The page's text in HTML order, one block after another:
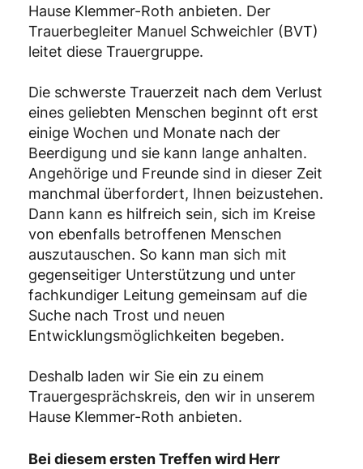
Hause Klemmer-Roth anbieten. Der
Trauerbegleiter Manuel Schweichler (BVT)
leitet diese Trauergruppe.
Die schwerste Trauerzeit nach dem Verlust
eines geliebten Menschen beginnt oft erst
einige Wochen und Monate nach der
Beerdigung und sie kann lange anhalten.
Angehörige und Freunde sind in dieser Zeit
manchmal überfordert, Ihnen beizustehen.
Dann kann es hilfreich sein, sich im Kreise
von ebenfalls betroffenen Menschen
auszutauschen. So kann man sich mit
gegenseitiger Unterstützung und unter
fachkundiger Leitung gemeinsam auf die
Suche nach Trost und neuen
Entwicklungsmöglichkeiten begeben.
Deshalb laden wir Sie ein zu einem
Trauergesprächskreis, den wir in unserem
Hause Klemmer-Roth anbieten.
Bei diesem ersten Treffen wird Herr